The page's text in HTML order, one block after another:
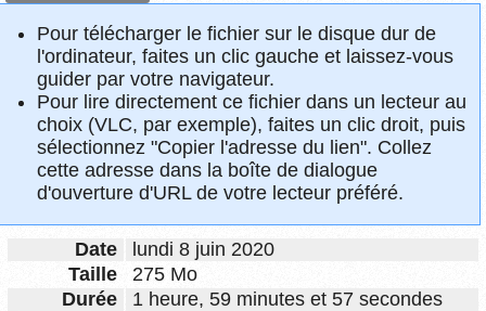
Pour télécharger le fichier sur le disque dur de
l'ordinateur, faites un clic gauche et laissez-vous
guider par votre navigateur.
Pour lire directement ce fichier dans un lecteur au
choix (VLC, par exemple), faites un clic droit, puis
sélectionnez "Copier l'adresse du lien". Collez
cette adresse dans la boîte de dialogue
d'ouverture d'URL de votre lecteur préféré.
Date
lundi 8 juin 2020
Taille
275 Mo
Durée
1 heure, 59 minutes et 57 secondes